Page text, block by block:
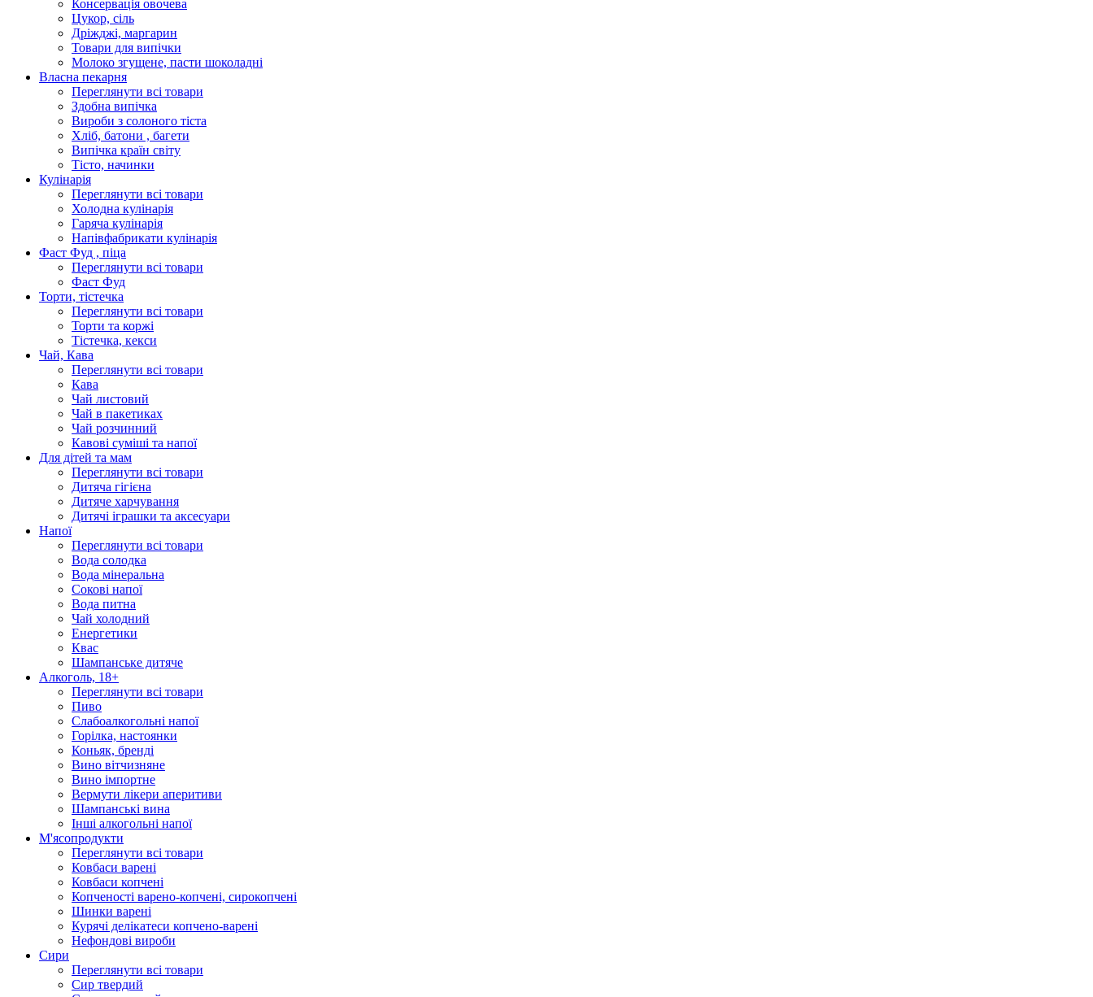
Консервація овочева
Цукор, сіль
Дріжджі, маргарин
Товари для випічки
Молоко згущене, пасти шоколадні
Власна пекарня
Переглянути всі товари
Здобна випічка
Вироби з солоного тіста
Хліб, батони , багети
Випічка країн світу
Тісто, начинки
Кулінарія
Переглянути всі товари
Холодна кулінарія
Гаряча кулінарія
Напівфабрикати кулінарія
Фаст Фуд , піца
Переглянути всі товари
Фаст Фуд
Торти, тістечка
Переглянути всі товари
Торти та коржі
Тістечка, кекси
Чай, Кава
Переглянути всі товари
Кава
Чай листовий
Чай в пакетиках
Чай розчинний
Кавові суміші та напої
Для дітей та мам
Переглянути всі товари
Дитяча гігієна
Дитяче харчування
Дитячі іграшки та аксесуари
Напої
Переглянути всі товари
Вода солодка
Вода мінеральна
Сокові напої
Вода питна
Чай холодний
Енергетики
Квас
Шампанське дитяче
Алкоголь, 18+
Переглянути всі товари
Пиво
Слабоалкогольні напої
Горілка, настоянки
Коньяк, бренді
Вино вітчизняне
Вино імпортне
Вермути лікери аперитиви
Шампанські вина
Інші алкогольні напої
М'ясопродукти
Переглянути всі товари
Ковбаси варені
Ковбаси копчені
Копченості варено-копчені, сирокопчені
Шинки варені
Курячі делікатеси копчено-варені
Нефондові вироби
Сири
Переглянути всі товари
Сир твердий